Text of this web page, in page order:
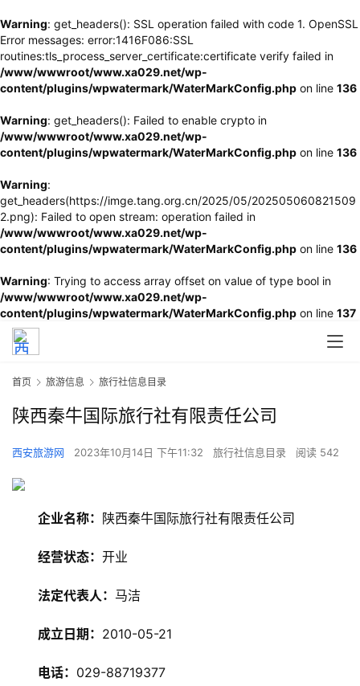
Warning: get_headers(): SSL operation failed with code 1. OpenSSL
Error messages: error:1416F086:SSL
routines:tls_process_server_certificate:certificate verify failed in
/www/wwwroot/www.xa029.net/wp-
content/plugins/wpwatermark/WaterMarkConfig.php on line 136
Warning: get_headers(): Failed to enable crypto in
/www/wwwroot/www.xa029.net/wp-
content/plugins/wpwatermark/WaterMarkConfig.php on line 136
Warning:
get_headers(https://imge.tang.org.cn/2025/05/202505060821509
2.png): Failed to open stream: operation failed in
/www/wwwroot/www.xa029.net/wp-
content/plugins/wpwatermark/WaterMarkConfig.php on line 136
Warning: Trying to access array offset on value of type bool in
/www/wwwroot/www.xa029.net/wp-
content/plugins/wpwatermark/WaterMarkConfig.php on line 137
首页 旅游信息 旅行社信息目录
陕西秦牛国际旅行社有限责任公司
西安旅游网 2023年10月14日 下午11:32 旅行社信息目录 阅读 542
企业名称： 陕西秦牛国际旅行社有限责任公司
经营状态： 开业
法定代表人： 马洁
成立日期： 2010-05-21
电话： 029-88719377